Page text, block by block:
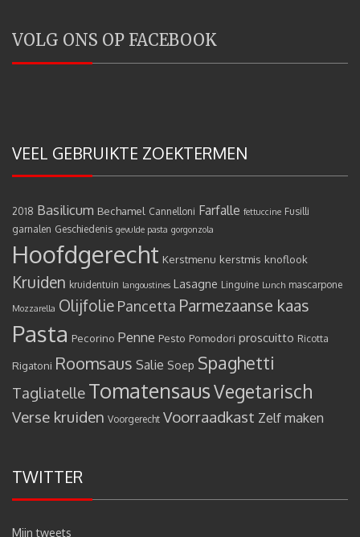
VOLG ONS OP FACEBOOK
VEEL GEBRUIKTE ZOEKTERMEN
2018 Basilicum Bechamel Cannelloni Farfalle fettuccine Fusilli
garnalen Geschiedenis gevulde pasta gorgonzola
Hoofdgerecht Kerstmenu kerstmis knoflook
Kruiden kruidentuin langoustines Lasagne Linguine Lunch mascarpone
Mozzarella Olijfolie Pancetta Parmezaanse kaas
Pasta Pecorino Penne Pesto Pomodori proscuitto Ricotta
Rigatoni Roomsaus Salie Soep Spaghetti
Tagliatelle TomatensausVegetarisch
Verse kruiden Voorgerecht Voorraadkast Zelf maken
TWITTER
Mijn tweets